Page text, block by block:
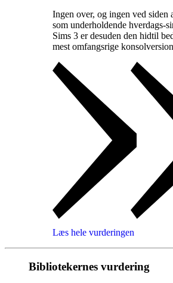
Ingen over, og ingen ved siden
som underholdende hverdags-
Sims 3 er desuden den hidtil
mest omfangsrige konsolversion
Læs hele vurderingen
Bibliotekernes vurdering